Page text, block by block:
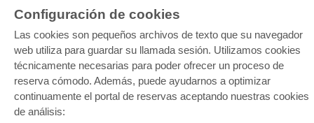
Configuración de cookies
Las cookies son pequeños archivos de texto que su navegador
web utiliza para guardar su llamada sesión. Utilizamos cookies
técnicamente necesarias para poder ofrecer un proceso de
reserva cómodo. Además, puede ayudarnos a optimizar
continuamente el portal de reservas aceptando nuestras cookies
de análisis:
E-COLLECTION
Paquete entero
Paquete de especialidades
Pick & Choose
Facilitación de E-Books